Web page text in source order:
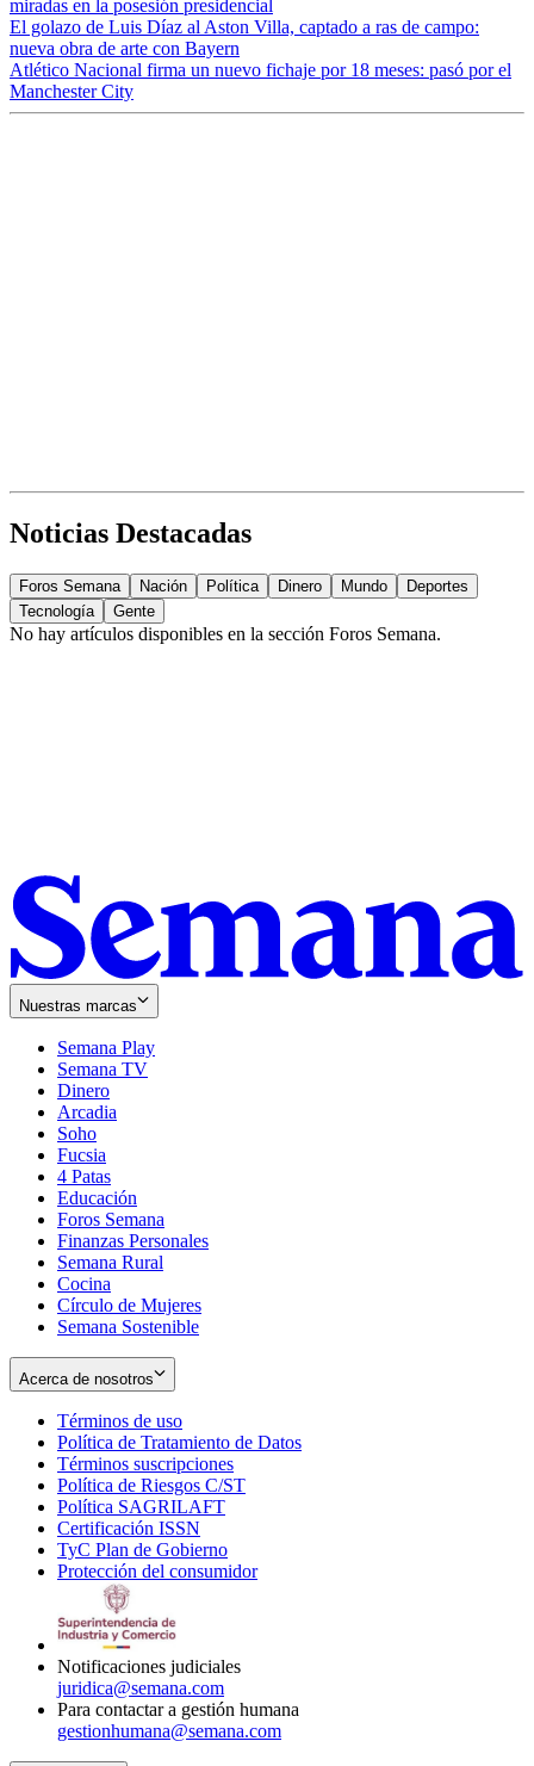
miradas en la posesión presidencial
El golazo de Luis Díaz al Aston Villa, captado a ras de campo:
nueva obra de arte con Bayern
Atlético Nacional firma un nuevo fichaje por 18 meses: pasó por el
Manchester City
Noticias Destacadas
Foros Semana Nación Política Dinero Mundo
Deportes
Tecnología
Gente
No hay artículos disponibles en la sección Foros Semana.
Nuestras marcas
Semana Play
Semana TV
Dinero
Arcadia
Soho
in
new
window
Fucsia
in
new
window
4 Patas
Educación
Foros Semana
Finanzas Personales
Semana Rural
Cocina
Círculo de Mujeres
Semana Sostenible
Acerca de nosotros
Términos de uso
in
new
window
Política de Tratamiento de Datos
Términos suscripciones
in
Política de Riesgos C/ST
Política SAGRILAFT
new
window
Certificación ISSN
in
new
TyC Plan de Gobierno
in
Protección del consumidorOpens
Notificaciones judiciales
juridica@semana.com
Para contactar a gestión humana
gestionhumana@semana.com